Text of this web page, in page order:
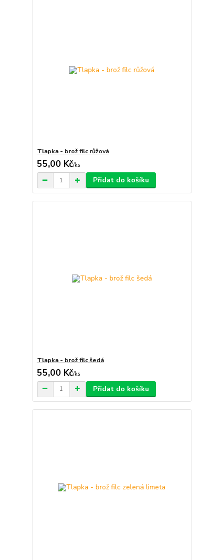
Tlapka - brož filc růžová
55,00 Kč/ks
Přidat do košíku
Tlapka - brož filc šedá
55,00 Kč/ks
Přidat do košíku